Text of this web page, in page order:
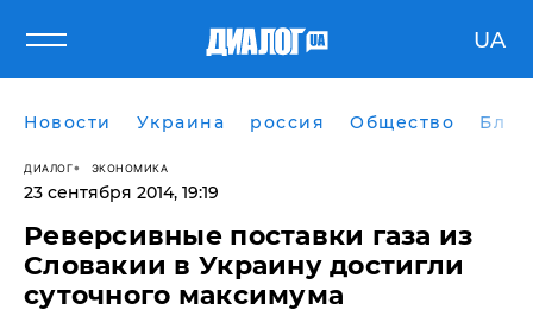
UA
Новости Украина россия Общество
ДИАЛОГ ЭКОНОМИКА
23 сентября 2014, 19:19
Реверсивные поставки газа из
Словакии в Украину достигли
суточного максимума